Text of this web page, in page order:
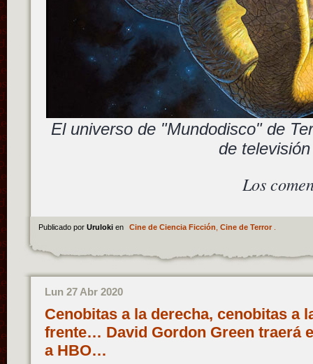
El universo de "Mundodisco" de
de televisión
Los
Publicado por Uruloki en Cine de Ciencia Ficción Cine de Terror.
Lun 27 Abr 2020
Cenobitas a la derecha, cenobitas a
frente… David Gordon Green traerá
a HBO…